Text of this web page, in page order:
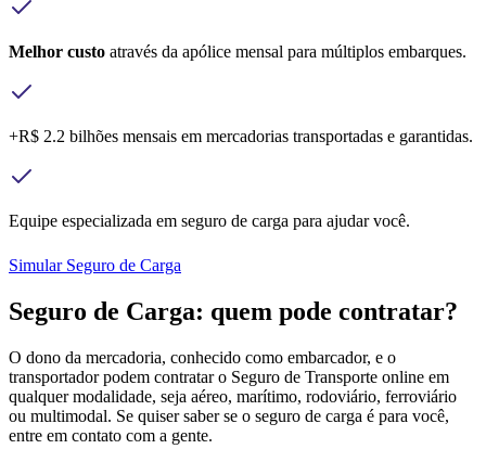
Melhor custo através da apólice mensal para múltiplos embarques.
+R$ 2.2 bilhões mensais em mercadorias transportadas e garantidas.
Equipe especializada em seguro de carga para ajudar você.
Simular Seguro de Carga
Seguro de Carga: quem pode contratar?
O dono da mercadoria, conhecido como embarcador, e o
transportador podem contratar o Seguro de Transporte online em
qualquer modalidade, seja aéreo, marítimo, rodoviário, ferroviário
ou multimodal. Se quiser saber se o seguro de carga é para você,
entre em contato com a gente.